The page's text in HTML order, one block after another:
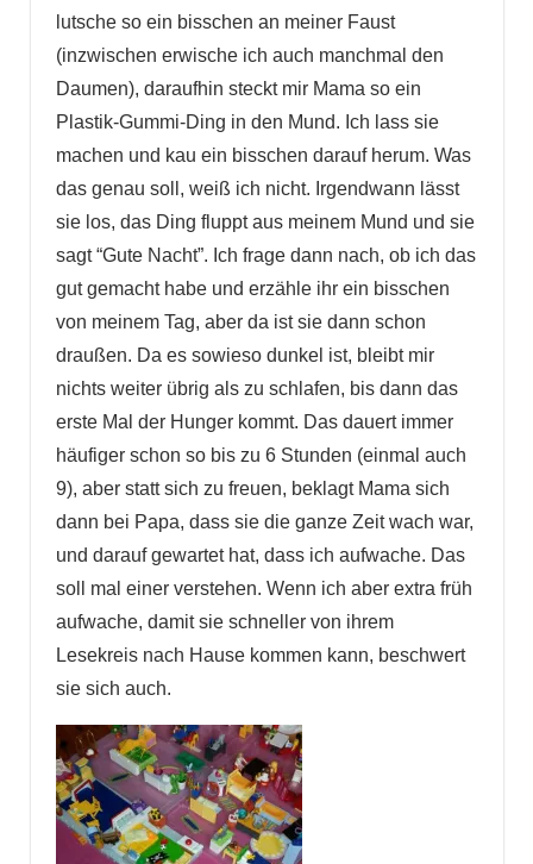
lutsche so ein bisschen an meiner Faust
(inzwischen erwische ich auch manchmal den
Daumen), daraufhin steckt mir Mama so ein
Plastik-Gummi-Ding in den Mund. Ich lass sie
machen und kau ein bisschen darauf herum. Was
das genau soll, weiß ich nicht. Irgendwann lässt
sie los, das Ding fluppt aus meinem Mund und sie
sagt “Gute Nacht”. Ich frage dann nach, ob ich das
gut gemacht habe und erzähle ihr ein bisschen
von meinem Tag, aber da ist sie dann schon
draußen. Da es sowieso dunkel ist, bleibt mir
nichts weiter übrig als zu schlafen, bis dann das
erste Mal der Hunger kommt. Das dauert immer
häufiger schon so bis zu 6 Stunden (einmal auch
9), aber statt sich zu freuen, beklagt Mama sich
dann bei Papa, dass sie die ganze Zeit wach war,
und darauf gewartet hat, dass ich aufwache. Das
soll mal einer verstehen. Wenn ich aber extra früh
aufwache, damit sie schneller von ihrem
Lesekreis nach Hause kommen kann, beschwert
sie sich auch.